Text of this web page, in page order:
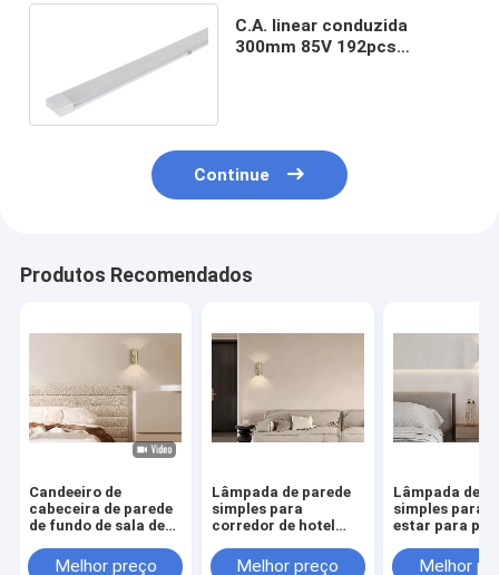
C.A. linear conduzida
300mm 85V 192pcs
Continue
Produtos Recomendados
Candeeiro de
cabeceira de parede
de fundo de sala de
de hotelMelhor preço
Lâmpada de parede
simples para
corredor de hotel
da sala de estar
Melhor preço
Lâmpada de
simples para
estar para
quarto,Melhor